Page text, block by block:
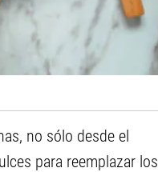
no sólo desde el
para reemplazar los